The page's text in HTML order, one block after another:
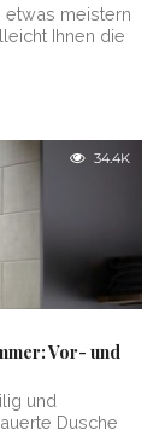
etwas meistern
Ihnen die
34.4K
Vor- und
und
Dusche